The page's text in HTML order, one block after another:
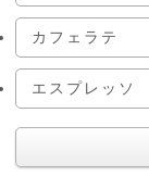
カフェラテ
エスプレッソ